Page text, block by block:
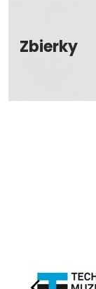
Zbierky